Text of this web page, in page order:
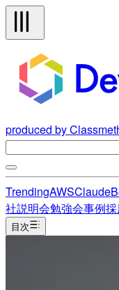
produced by
TrendingAWSClaude
社説明会勉強会事例
目次